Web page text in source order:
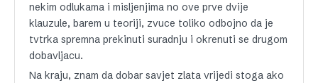
nekim odlukama i misljenjima no ove prve dvije
klauzule, barem u teoriji, zvuce toliko odbojno da je
tvtrka spremna prekinuti suradnju i okrenuti se drugom
dobavljacu.
Na kraju, znam da dobar savjet zlata vrijedi stoga ako